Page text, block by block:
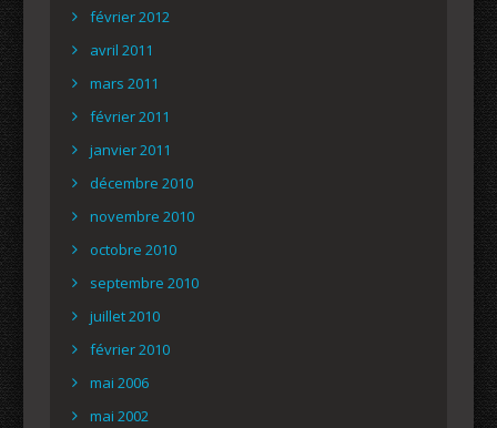
février 2012
avril 2011
mars 2011
février 2011
janvier 2011
décembre 2010
novembre 2010
octobre 2010
septembre 2010
juillet 2010
février 2010
mai 2006
mai 2002